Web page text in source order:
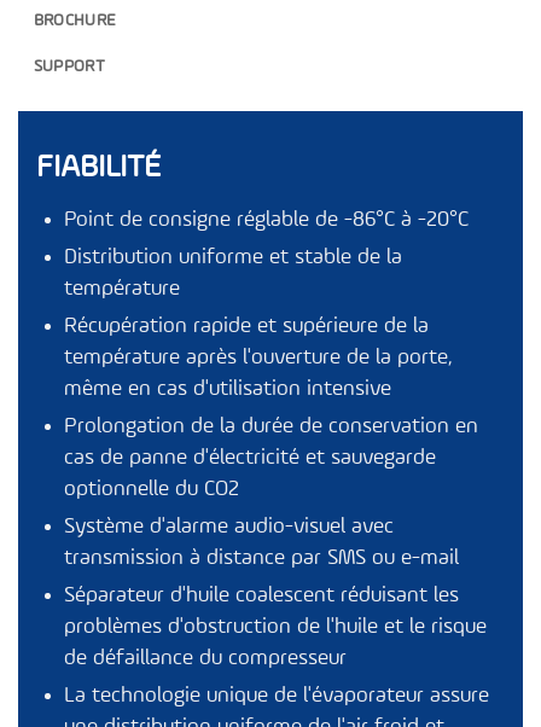
BROCHURE
SUPPORT
FIABILITÉ
Point de consigne réglable de -86°C à -20°C
Distribution uniforme et stable de la
température
Récupération rapide et supérieure de la
température après l'ouverture de la porte,
même en cas d'utilisation intensive
Prolongation de la durée de conservation en
cas de panne d'électricité et sauvegarde
optionnelle du CO2
Système d'alarme audio-visuel avec
transmission à distance par SMS ou e-mail
Séparateur d'huile coalescent réduisant les
problèmes d'obstruction de l'huile et le risque
de défaillance du compresseur
La technologie unique de l'évaporateur assure